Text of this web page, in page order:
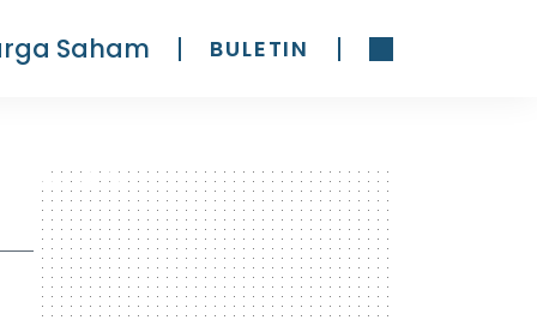
Saham BULETIN
300 x 600